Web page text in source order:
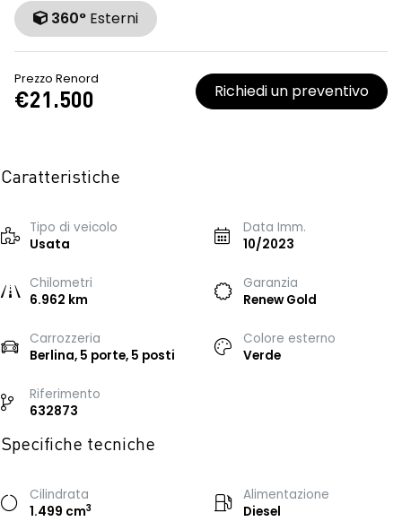
360° Esterni
Prezzo Renord
€21.500 Richiedi un preventivo
Caratteristiche
Tipo di veicolo
Usata
Data Imm.
10/2023
Chilometri
6.962 km
Garanzia
Renew Gold
Carrozzeria
Berlina, 5 porte, 5 posti
Colore esterno
Verde
Riferimento
632873
Specifiche tecniche
Cilindrata
1.499 cm3
Alimentazione
Diesel